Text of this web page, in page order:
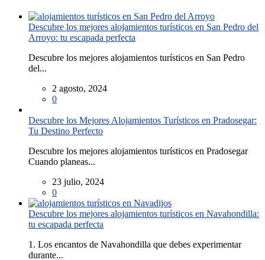
Descubre los mejores alojamientos turísticos en San Pedro del
Arroyo: tu escapada perfecta
Descubre los mejores alojamientos turísticos en San Pedro
del...
2 agosto, 2024
0
Descubre los Mejores Alojamientos Turísticos en Pradosegar:
Tu Destino Perfecto
Descubre los mejores alojamientos turísticos en Pradosegar
Cuando planeas...
23 julio, 2024
0
Descubre los mejores alojamientos turísticos en Navahondilla:
tu escapada perfecta
1. Los encantos de Navahondilla que debes experimentar
durante...